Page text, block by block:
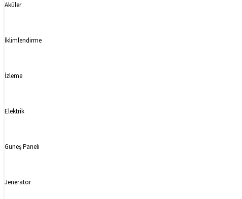
Aküler
İklimlendirme
İzleme
Elektrik
Güneş Paneli
Jenerator